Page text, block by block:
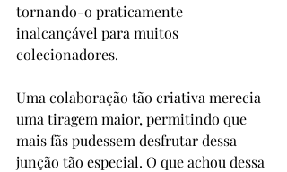
tornando-o praticamente
inalcançável para muitos
colecionadores.
Uma colaboração tão criativa merecia
uma tiragem maior, permitindo que
mais fãs pudessem desfrutar dessa
junção tão especial. O que achou dessa